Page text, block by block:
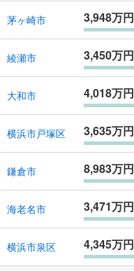
茅ヶ崎市 3,948万円
綾瀬市 3,450万円
大和市 4,018万円
横浜市戸塚区 3,635万円
鎌倉市 8,983万円
海老名市 3,471万円
横浜市泉区 4,345万円